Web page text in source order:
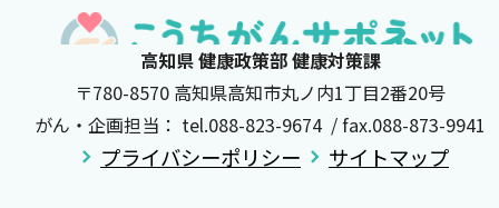
高知県 健康政策部 健康対策課
〒780-8570 高知県高知市丸ノ内1丁目2番20号
がん・企画担当： tel.088-823-9674 / fax.088-873-9941
プライバシーポリシー サイトマップ